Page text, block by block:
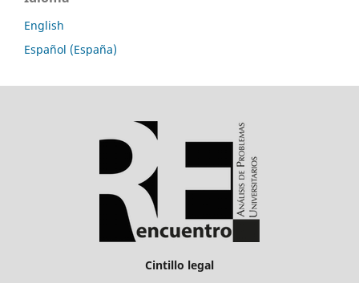
English
Español (España)
Cintillo legal